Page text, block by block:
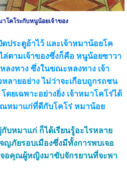
โคโระกับหนูน้อยเจ้าของ
ประตูอ้าไว้ และเจ้าหมาน้อยโค
ล่ตามเจ้าของซึ่งก็คือ หนูน้อยซาวา
ลงทาง ซึ่งในขณะหลงทาง เจ้า
หลายอย่าง ไม่ว่าจะเกือบถูกรถชน
ยเฉพาะอย่างยิ่ง เจ้าหมาโคโร่ได้
ณหมาแก่ที่ดีกับโคโร่ หมาน้อย
หมาแก่ ก็ได้เรียนรู้อะไรหลาย
ญภัยรอบเมืองซึ่งมีทั้งการพบเจอ
อคุณผู้หญิงมาขับจักรยานที่จะพา